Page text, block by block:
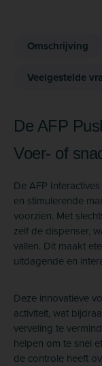
Omschrijving
Veelgestelde
De AFP
Voer- of
De AFP
en stimulerende
voorzien. Met
zelf de dispenser,
vallen. Dit maakt
uitdagende en
Deze innovatieve
activiteit, wat
verveling te
helpen om te snel
de controle heeft